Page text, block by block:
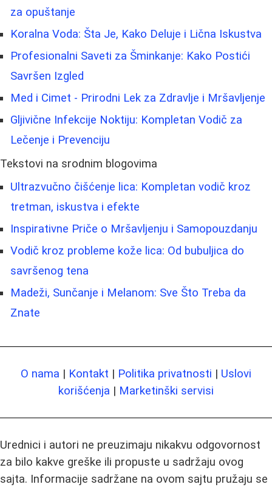
za opuštanje
Koralna Voda: Šta Je, Kako Deluje i Lična Iskustva
Profesionalni Saveti za Šminkanje: Kako Postići
Savršen Izgled
Med i Cimet - Prirodni Lek za Zdravlje i Mršavljenje
Gljivične Infekcije Noktiju: Kompletan Vodič za
Lečenje i Prevenciju
Tekstovi na srodnim blogovima
Ultrazvučno čišćenje lica: Kompletan vodič kroz
tretman, iskustva i efekte
Inspirativne Priče o Mršavljenju i Samopouzdanju
Vodič kroz probleme kože lica: Od bubuljica do
savršenog tena
Madeži, Sunčanje i Melanom: Sve Što Treba da
Znate
O nama | Kontakt | Politika privatnosti | Uslovi
korišćenja | Marketinški servisi
Urednici i autori ne preuzimaju nikakvu odgovornost
za bilo kakve greške ili propuste u sadržaju ovog
sajta. Informacije sadržane na ovom sajtu pružaju se